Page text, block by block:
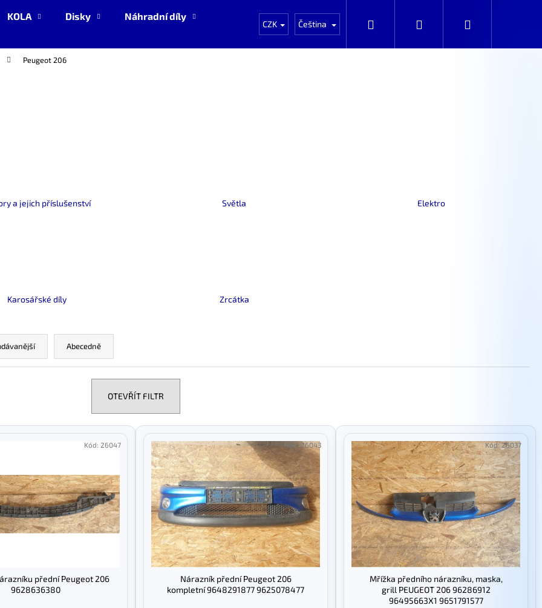
KOLA Disky Náhradní díly NOVÉ zboží Auta k rozprodání po dílech
CZK Čeština Hledat PřihlášeníNákupní
Peugeot 206
a jejich příslušenství Světla Elektro
Karosářské díly Zrcátka
Abecedně
OTEVŘÍT FILTR
přední Peugeot 206
9628636380
Kód: 26047
Nárazník přední Peugeot 206
kompletní 9648291877 9625078477
Kód: 26043
Mřížka předního nárazníku, maska,
grill PEUGEOT 206 96286912
96495663X1 9651791577
Kód:26037
Co potřebujete najít?